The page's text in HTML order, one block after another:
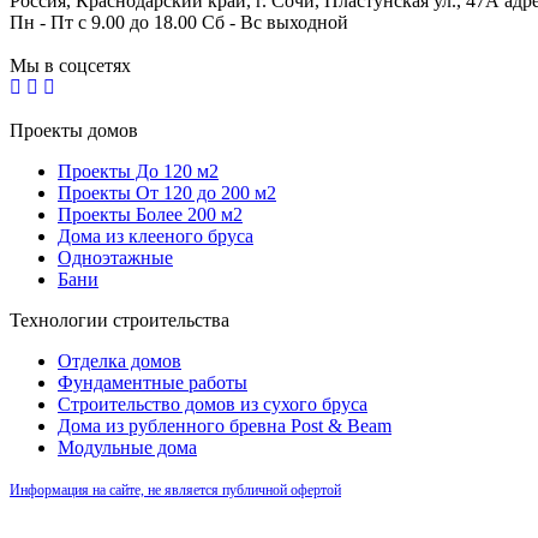
Пн - Пт с 9.00 до 18.00 Сб - Вс выходной
Мы в соцсетях
Проекты домов
Проекты До 120 м2
Проекты От 120 до 200 м2
Проекты Более 200 м2
Дома из клееного бруса
Одноэтажные
Бани
Технологии строительства
Отделка домов
Фундаментные работы
Строительство домов из сухого бруса
Дома из рубленного бревна Post & Beam
Модульные дома
Информация на сайте, не является публичной офертой